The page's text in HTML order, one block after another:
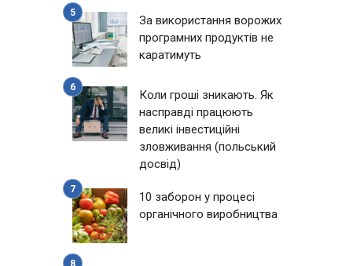
За використання ворожих
програмних продуктів не
каратимуть
Коли гроші зникають. Як
насправді працюють
великі інвестиційні
зловживання (польський
досвід)
10 заборон у процесі
органічного виробництва